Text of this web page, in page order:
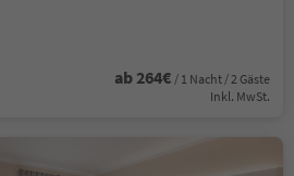
ab 264€ / 1 Nacht / 2 Gäste
Inkl. MwSt.